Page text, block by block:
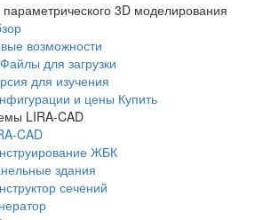
3D моделирования
возможности
Файлы для загрузки
для изучения
и цены Купить
LIRA-CAD
CAD
ЖБК
здания
сечений